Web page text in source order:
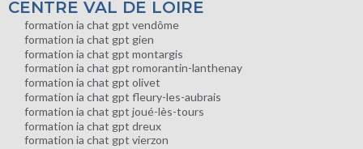
CENTRE VAL DE LOIRE
formation ia chat gpt vendôme
formation ia chat gpt gien
formation ia chat gpt montargis
formation ia chat gpt romorantin-lanthenay
formation ia chat gpt olivet
formation ia chat gpt fleury-les-aubrais
formation ia chat gpt joué-lès-tours
formation ia chat gpt dreux
formation ia chat gpt vierzon